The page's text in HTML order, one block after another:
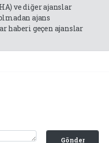
ve diğer ajanslar
ajans
haberi geçen ajanslar
Gönder